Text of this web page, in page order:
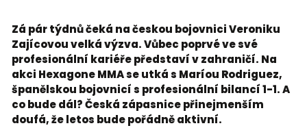
Zá pár týdnů čeká na českou bojovnici Veroniku
Zajícovou velká výzva. Vůbec poprvé ve své
profesionální kariéře představí v zahraničí. Na
akci Hexagone MMA se utká s Maríou Rodriguez,
španělskou bojovnicí s profesionální bilancí 1-1. A
co bude dál? Česká zápasnice přinejmenším
doufá, že letos bude pořádně aktivní.